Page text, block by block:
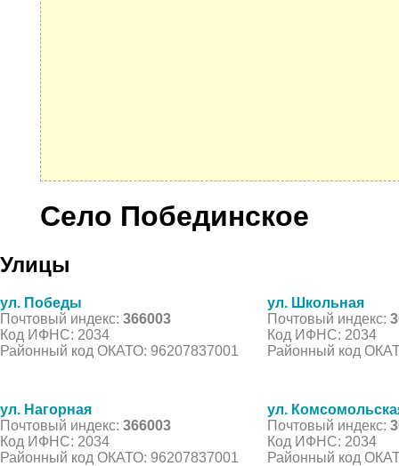
Село Побединское
Улицы
ул. Победы
Почтовый индекс: 366003
Код ИФНС: 2034
Районный код ОКАТО: 96207837001
ул. Школьная
Почтовый индекс:
Код ИФНС: 2034
Районный код
ул. Нагорная
Почтовый индекс: 366003
Код ИФНС: 2034
Районный код ОКАТО: 96207837001
ул.
Почтовый индекс:
Код ИФНС: 2034
Районный код